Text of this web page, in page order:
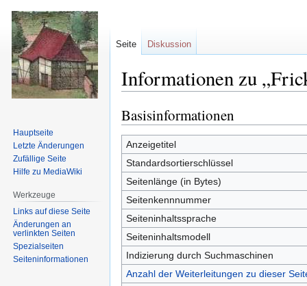
Informationen zu
Zur
Navigation
springen
Zur
Suche
springen
Basisinformationen
Anzeigetitel
Standardsortierschlüssel
Seitenlänge (in Bytes)
Seitenkennnummer
Seiteninhaltssprache
Seiteninhaltsmodell
Indizierung durch Suchmaschinen
Anzahl der Weiterleitungen zu dieser
Seite Diskussion
Hauptseite
Letzte Änderungen
Zufällige Seite
Hilfe zu MediaWiki
Werkzeuge
Links auf diese Seite
Änderungen an
verlinkten Seiten
Spezialseiten
Seiten­informationen